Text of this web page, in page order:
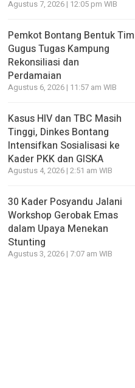
Agustus 7, 2026 | 12:05 pm WIB
Pemkot Bontang Bentuk Tim
Gugus Tugas Kampung
Rekonsiliasi dan
Perdamaian
Agustus 6, 2026 | 11:57 am WIB
Kasus HIV dan TBC Masih
Tinggi, Dinkes Bontang
Intensifkan Sosialisasi ke
Kader PKK dan GISKA
Agustus 4, 2026 | 2:51 am WIB
30 Kader Posyandu Jalani
Workshop Gerobak Emas
dalam Upaya Menekan
Stunting
Agustus 3, 2026 | 7:07 am WIB